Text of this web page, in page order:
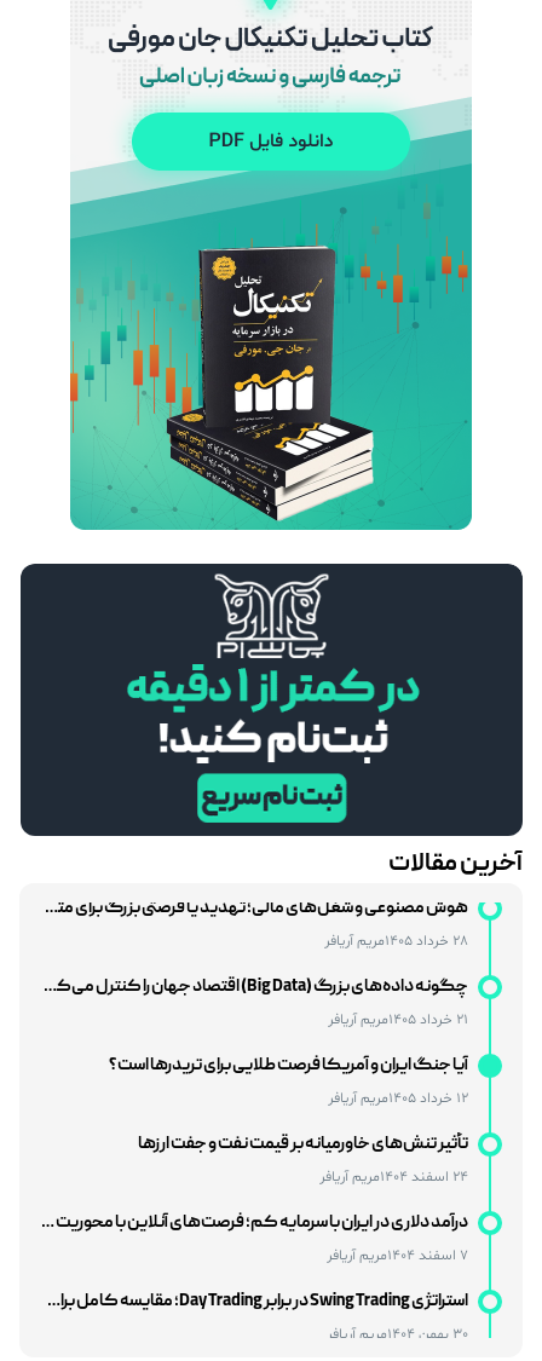
آخرین مقالات
تأثیر تنش‌های خاورمیانه بر قیمت نفت و جفت‌ ارزها
مریم آریافر
مریم آریافر
بررسی تأثیر سیاست‌های فدرال رزرو بر بازارهای نوظهور
مریم آریافر
28 خرداد 1405
چگونه داده‌های بزرگ (Big Data) اقتصاد جهان را کنترل می‌کنند؟
21 خرداد 1405 مریم آریافر
آیا جنگ ایران و آمریکا فرصت طلایی برای تریدرها است؟
12 خرداد 1405 مریم آریافر
تأثیر تنش‌های خاورمیانه بر قیمت نفت و جفت‌ ارزها
24 اسفند 1404 مریم آریافر
7 اسفند 1404 مریم آریافر
استراتژی Swing Trading در برابر Day Trading؛ مقایسه کامل برای انتخاب بهترین سبک معاملاتی
30 بهمن 1404 مریم آریافر
BRICS در نظم اقتصادی جدید جهان: آیا تهدیدی برای غرب یا فرصتی برای توسعه است؟
27 بهمن 1404 مریم آریافر